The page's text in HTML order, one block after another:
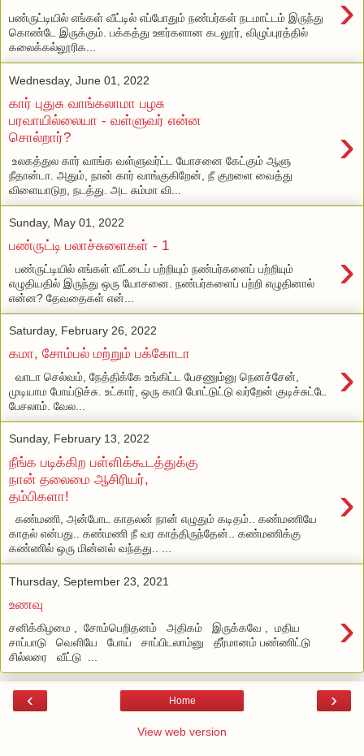
›
பண்ருட்டியில் எங்கள் வீட்டில் எப்போதும் நண்பர்கள் நடமாட்டம் இருந்து
கொண்டே இருக்கும். பக்கத்து ஊர்களான கடலூர், விழுப்புரத்தில்
கலைக்கல்லூரிக...
Wednesday, June 01, 2022
கார் புதுசு வாங்கலாமா பழசு
பரவாயில்லையா - வள்ளுவர் என்ன
சொல்றார்?
›
உலகத்துல கார் வாங்க வள்ளுவர்ட்ட யோசனை கேட்கும் ஆளு
நீதான்டா. அதும், நான் கார் வாங்குகிறேன், நீ குறளை வைத்து
விளையாடுற, நடத்து. அட சும்மா வி...
Sunday, May 01, 2022
பண்ருட்டி பலாச்சுளைகள் - 1 ›
பண்ருட்டியில் எங்கள் வீட்டைப் பற்றியும் நண்பர்களைப் பற்றியும்
எழுதியதில் இருந்து ஒரு யோசனை. நண்பர்களைப் பற்றி எழுதினால்
என்ன? தேவதைகள் என்...
Saturday, February 26, 2022
கமா, சோம்பல் மற்றும் பக்கோடா ›
வாடா செல்வம், நேத்திக்கே உங்கிட்ட பேசணும்னு நெனச்சேன்,
முடியாம போய்டுச்சு. உட்கார், ஒரு காபி போட்டுட்டு வர்றேன் குடிச்சுட்டே
பேசலாம். வேல...
Sunday, February 13, 2022
நீங்க படிக்கிற பள்ளிக்கூடத்துக்கு
நான் தலைமை ஆசிரியர்,
தம்பிகளா!
›
கண்மணி, அன்போட காதலன் நான் எழுதும் கடிதம்.. கண்மணியே
காதல் என்பது.. கண்மணி நீ வர காத்திருந்தேன்.. கண்மணிக்கு
கண்ணில் ஒரு மின்னல் வந்தது.. ...
Thursday, September 23, 2021
உணவு ›
சனிக்கிழமை , சோம்பெறிதனம் அதிகம் இருக்கவே , மதிய
சாப்பாடு வெளியே போய் சாப்பிடலாம்னு தீர்மானம் பண்ணிட்டு
சில்லரை வீட்டு ...
‹ ›
Home
View web version